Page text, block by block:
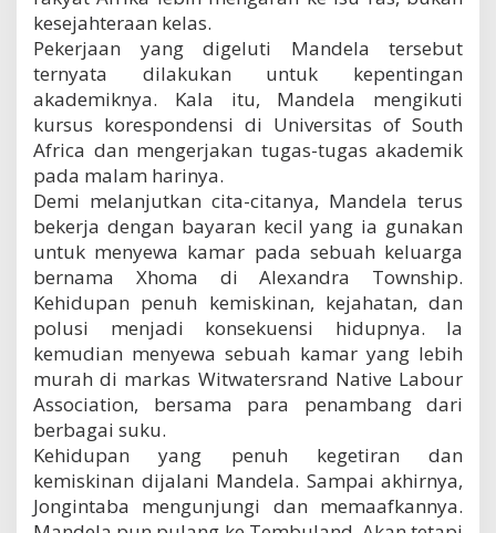
kesejahteraan kelas.
Pekerjaan yang digeluti Mandela tersebut
ternyata dilakukan untuk kepentingan
akademiknya. Kala itu, Mandela mengikuti
kursus korespondensi di Universitas of South
Africa dan mengerjakan tugas-tugas akademik
pada malam harinya.
Demi melanjutkan cita-citanya, Mandela terus
bekerja dengan bayaran kecil yang ia gunakan
untuk menyewa kamar pada sebuah keluarga
bernama Xhoma di Alexandra Township.
Kehidupan penuh kemiskinan, kejahatan, dan
polusi menjadi konsekuensi hidupnya. Ia
kemudian menyewa sebuah kamar yang lebih
murah di markas Witwatersrand Native Labour
Association, bersama para penambang dari
berbagai suku.
Kehidupan yang penuh kegetiran dan
kemiskinan dijalani Mandela. Sampai akhirnya,
Jongintaba mengunjungi dan memaafkannya.